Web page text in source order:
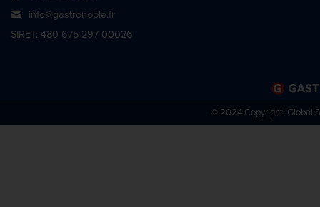
info@gastronoble.fr
SIRET: 480 675 297 00026
© 2024 Copyright: Global